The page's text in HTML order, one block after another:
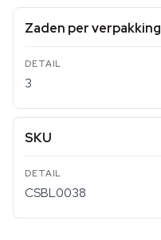
Zaden per verpakking
3
SKU
CSBL0038